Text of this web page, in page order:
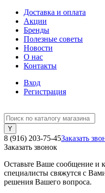
Доставка и оплата
Акции
Бренды
Полезные советы
Новости
О нас
Контакты
Вход
Регистрация
8 (916) 203-75-45Заказать
Заказать звонок
Оставьте Ваше сообщение и
специалисты свяжутся с
решения Вашего вопроса.